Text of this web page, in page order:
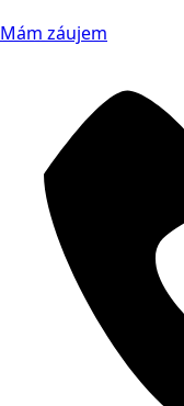
Mám záujem